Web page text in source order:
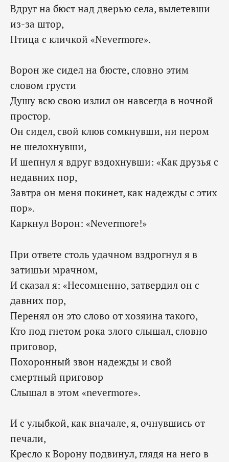
Вдруг на бюст над дверью села, вылетевши
из-за штор,
Птица с кличкой «Nevermore».
Ворон же сидел на бюсте, словно этим
словом грусти
Душу всю свою излил он навсегда в ночной
простор.
Он сидел, свой клюв сомкнувши, ни пером
не шелохнувши,
И шепнул я вдруг вздохнувши: «Как друзья с
недавних пор,
Завтра он меня покинет, как надежды с этих
пор».
Каркнул Ворон: «Nevermore!»
При ответе столь удачном вздрогнул я в
затишьи мрачном,
И сказал я: «Несомненно, затвердил он с
давних пор,
Перенял он это слово от хозяина такого,
Кто под гнетом рока злого слышал, словно
приговор,
Похоронный звон надежды и свой
смертный приговор
Слышал в этом «nevermore».
И с улыбкой, как вначале, я, очнувшись от
печали,
Кресло к Ворону подвинул, глядя на него в